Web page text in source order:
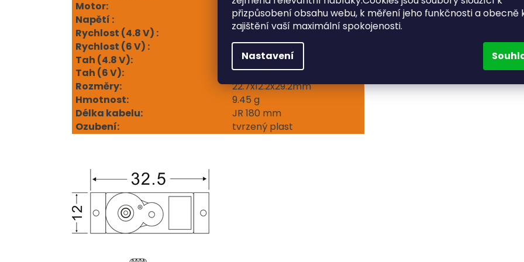
přizpůsobení obsahu webu, k měření jeho funkčnosti a obecně
zajištění vaší maximální spokojenosti.
Nastavení
Motor:
core motor vysoké kvality
Napětí :
DC 4.8 - 6 V
Rychlost (4.8 V) :
0.09 sec/ 60°
Rychlost (6 V) :
0.07 sec/ 60°
Tah (4.8 V):
1.7kg.cm
Tah (6 V):
1.9kg.cm
Rozměry:
22.7x12.2x29.2mm
Hmotnost:
9.45 g
Délka kabelu:
JR 180 mm
Ozubení:
tvrzený plast